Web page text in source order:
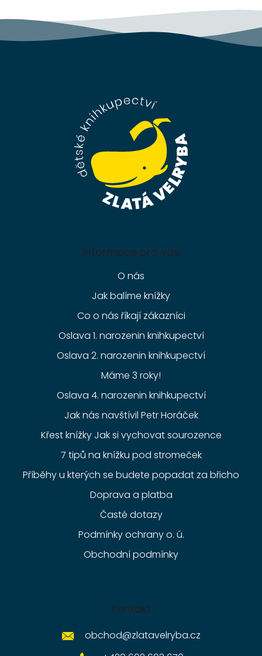
Informace pro vás
O nás
Jak balíme knížky
Co o nás říkají zákazníci
Oslava 1. narozenin knihkupectví
Oslava 2. narozenin knihkupectví
Máme 3 roky!
Oslava 4. narozenin knihkupectví
Jak nás navštívil Petr Horáček
Křest knížky Jak si vychovat sourozence
7 tipů na knížku pod stromeček
Příběhy u kterých se budete popadat za břicho
Doprava a platba
Časté dotazy
Podmínky ochrany o. ú.
Obchodní podmínky
Kontakt
obchod@zlatavelryba.cz